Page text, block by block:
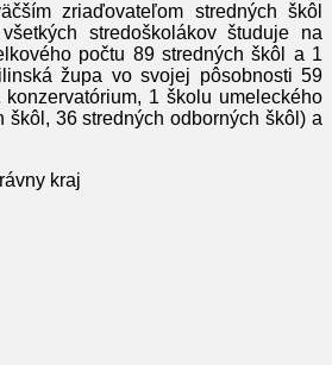
zriaďovateľom stredných škôl
stredoškolákov študuje na
počtu 89 stredných škôl a 1
župa vo svojej pôsobnosti 59
1 školu umeleckého
škôl, 36 stredných odborných škôl) a
kraj